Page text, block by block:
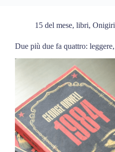
15 del mese, libri,
Due più due fa quattro: leggere,